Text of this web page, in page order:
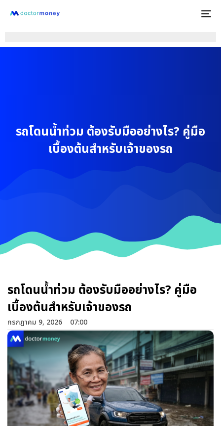
รถโดนน้ำท่วม ต้องรับมืออย่างไร? คู่มือ
เบื้องต้นสำหรับเจ้าของรถ
รถโดนน้ำท่วม ต้องรับมืออย่างไร? คู่มือ
เบื้องต้นสำหรับเจ้าของรถ
กรกฎาคม 9, 2026 07:00